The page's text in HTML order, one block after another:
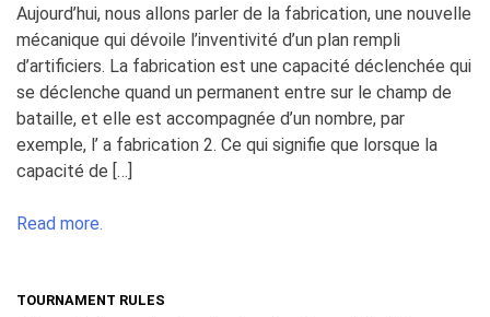
Aujourd’hui, nous allons parler de la fabrication, une nouvelle
mécanique qui dévoile l’inventivité d’un plan rempli
d’artificiers. La fabrication est une capacité déclenchée qui
se déclenche quand un permanent entre sur le champ de
bataille, et elle est accompagnée d’un nombre, par
exemple, l’ a fabrication 2. Ce qui signifie que lorsque la
capacité de […]
Read more.
TOURNAMENT RULES